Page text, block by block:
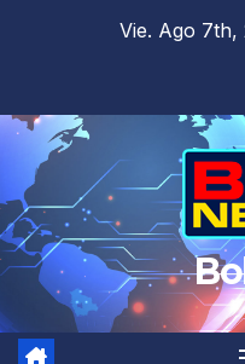
Vie. Ago 7th,